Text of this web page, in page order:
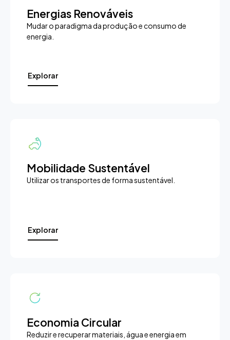
Energias Renováveis
Mudar o paradigma da produção e consumo de
energia.
Explorar
Mobilidade Sustentável
Utilizar os transportes de forma sustentável.
Explorar
Economia Circular
Reduzir e recuperar materiais, água e energia em